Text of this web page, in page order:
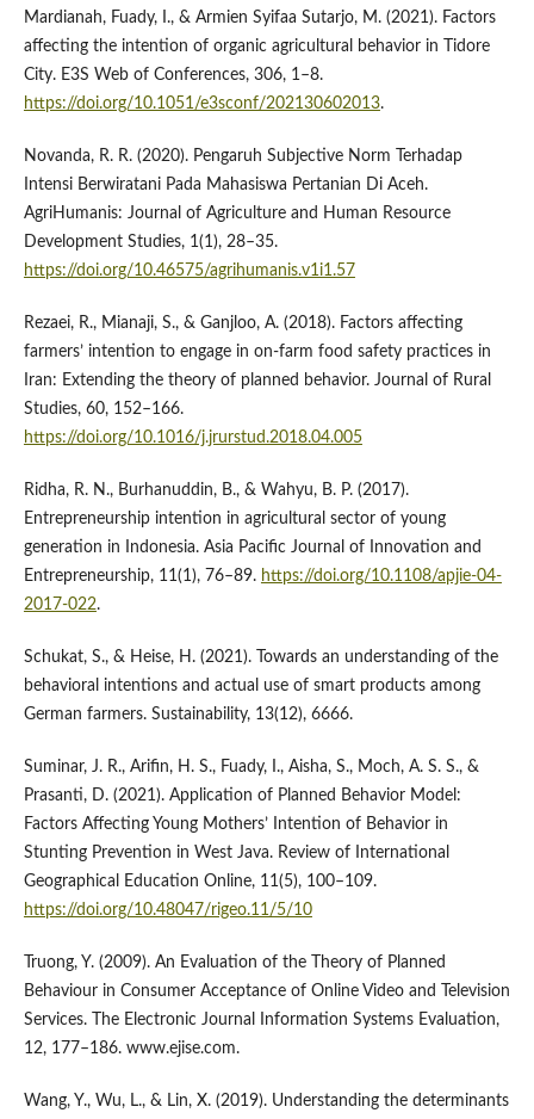
Mardianah, Fuady, I., & Armien Syifaa Sutarjo, M. (2021). Factors
affecting the intention of organic agricultural behavior in Tidore
City. E3S Web of Conferences, 306, 1–8.
https://doi.org/10.1051/e3sconf/202130602013.
Novanda, R. R. (2020). Pengaruh Subjective Norm Terhadap
Intensi Berwiratani Pada Mahasiswa Pertanian Di Aceh.
AgriHumanis: Journal of Agriculture and Human Resource
Development Studies, 1(1), 28–35.
https://doi.org/10.46575/agrihumanis.v1i1.57
Rezaei, R., Mianaji, S., & Ganjloo, A. (2018). Factors affecting
farmers’ intention to engage in on-farm food safety practices in
Iran: Extending the theory of planned behavior. Journal of Rural
Studies, 60, 152–166.
https://doi.org/10.1016/j.jrurstud.2018.04.005
Ridha, R. N., Burhanuddin, B., & Wahyu, B. P. (2017).
Entrepreneurship intention in agricultural sector of young
generation in Indonesia. Asia Pacific Journal of Innovation and
Entrepreneurship, 11(1), 76–89. https://doi.org/10.1108/apjie-04-
2017-022.
Schukat, S., & Heise, H. (2021). Towards an understanding of the
behavioral intentions and actual use of smart products among
German farmers. Sustainability, 13(12), 6666.
Suminar, J. R., Arifin, H. S., Fuady, I., Aisha, S., Moch, A. S. S., &
Prasanti, D. (2021). Application of Planned Behavior Model:
Factors Affecting Young Mothers’ Intention of Behavior in
Stunting Prevention in West Java. Review of International
Geographical Education Online, 11(5), 100–109.
https://doi.org/10.48047/rigeo.11/5/10
Truong, Y. (2009). An Evaluation of the Theory of Planned
Behaviour in Consumer Acceptance of Online Video and Television
Services. The Electronic Journal Information Systems Evaluation,
12, 177–186. www.ejise.com.
Wang, Y., Wu, L., & Lin, X. (2019). Understanding the determinants